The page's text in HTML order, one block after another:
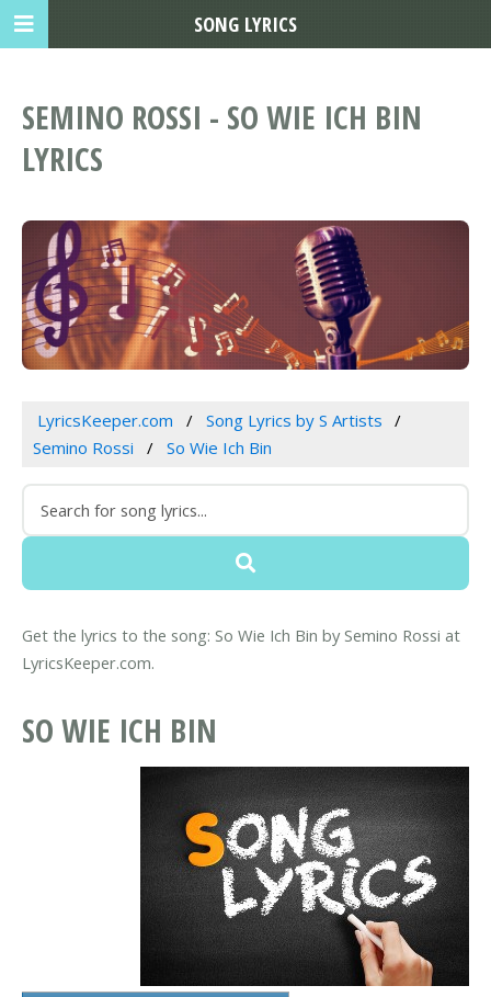
SEMINO ROSSI - SO WIE ICH BIN
LYRICS
LyricsKeeper.com
Song Lyrics by S Artists
Semino Rossi
So Wie Ich Bin
Get the lyrics to the song: So Wie Ich Bin by Semino Rossi at
LyricsKeeper.com.
SO WIE ICH BIN
SONG LYRICS